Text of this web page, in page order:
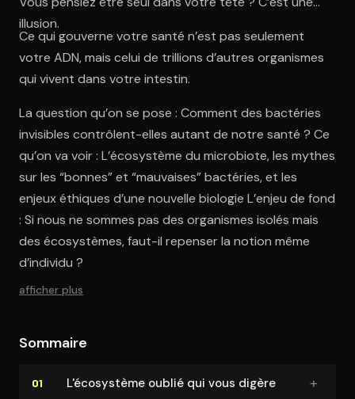
illusion.
Ce qui gouverne votre santé n’est pas seulement
votre ADN, mais celui de trillions d’autres organismes
qui vivent dans votre intestin.
La question qu’on se pose : Comment des bactéries
invisibles contrôlent-elles autant de notre santé ? Ce
qu’on va voir : L’écosystème du microbiote, les mythes
sur les “bonnes” et “mauvaises” bactéries, et les
enjeux éthiques d’une nouvelle biologie L’enjeu de fond
: Si nous ne sommes pas des organismes isolés mais
des écosystèmes, faut-il repenser la notion même
d’individu ?
afficher plus
Sommaire
01 L'éco­sys­tème oublié qui vous digère +